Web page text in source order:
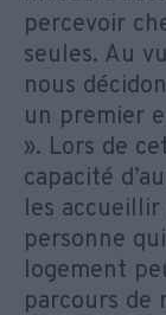
percevoir
seules. Au
nous
un premier
». Lors de
capacité
les
personne
logement
parcours de